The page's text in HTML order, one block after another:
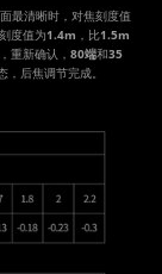
最清晰时，对焦刻度值
度值为1.4m ，比1.5m
重新确认， 80端和35
，后焦调节完成。